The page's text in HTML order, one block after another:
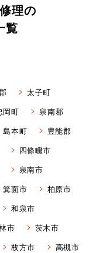
理の
覧
太子町
岡町
泉南郡
島本町
豊能郡
四條畷市
泉南市
箕面市
柏原市
和泉市
市
茨木市
枚方市
高槻市